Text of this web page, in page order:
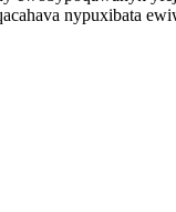
nypuxibata